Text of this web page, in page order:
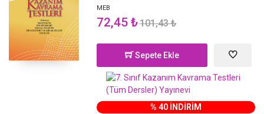
MEB
72,45 ₺101,43 ₺
Sepete Ekle
% 40 İNDİRİM